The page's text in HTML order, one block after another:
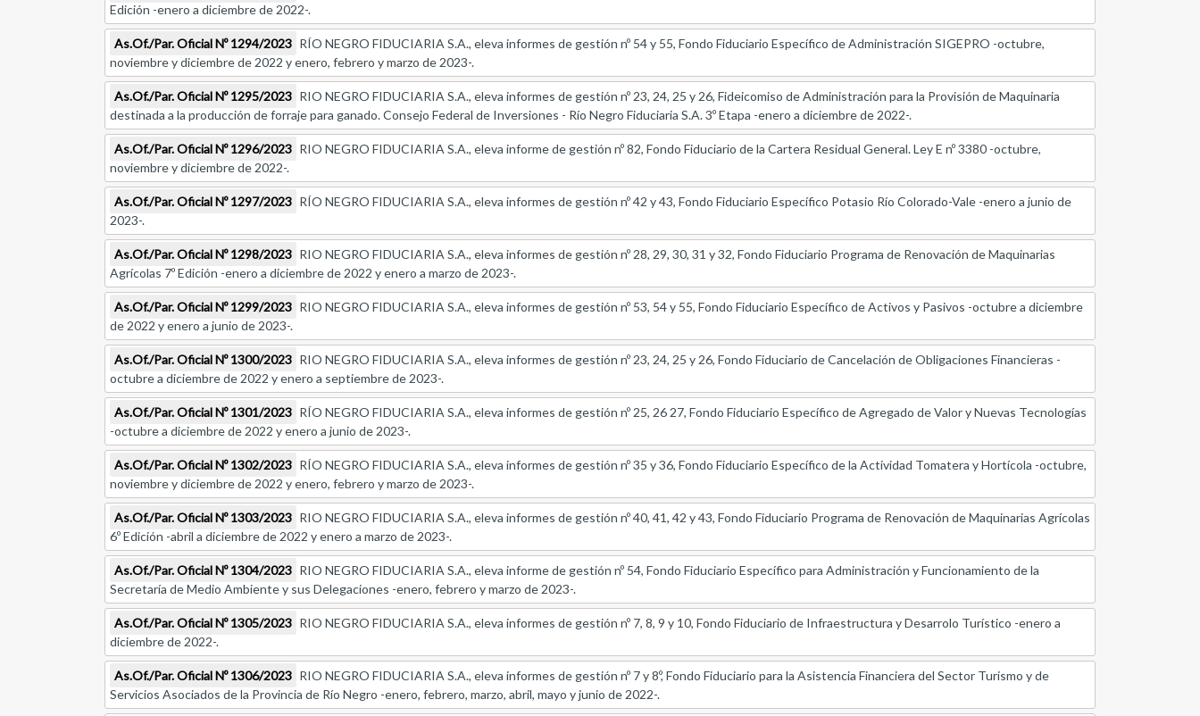
Edición -enero a diciembre de 2022-.
As.Of./Par. Oficial Nº 1294/2023 RÍO NEGRO FIDUCIARIA S.A., eleva informes de gestión nº 54 y 55, Fondo Fiduciario Específico de Administración SIGEPRO -octubre,
noviembre y diciembre de 2022 y enero, febrero y marzo de 2023-.
As.Of./Par. Oficial Nº 1295/2023 RIO NEGRO FIDUCIARIA S.A., eleva informes de gestión nº 23, 24, 25 y 26, Fideicomiso de Administración para la Provisión de Maquinaria
destinada a la producción de forraje para ganado. Consejo Federal de Inversiones - Río Negro Fiduciaria S.A. 3º Etapa -enero a diciembre de 2022-.
As.Of./Par. Oficial Nº 1296/2023 RIO NEGRO FIDUCIARIA S.A., eleva informe de gestión nº 82, Fondo Fiduciario de la Cartera Residual General. Ley E nº 3380 -octubre,
noviembre y diciembre de 2022-.
As.Of./Par. Oficial Nº 1297/2023 RÍO NEGRO FIDUCIARIA S.A., eleva informes de gestión nº 42 y 43, Fondo Fiduciario Específico Potasio Río Colorado-Vale -enero a junio de
2023-.
As.Of./Par. Oficial Nº 1298/2023 RIO NEGRO FIDUCIARIA S.A., eleva informes de gestión nº 28, 29, 30, 31 y 32, Fondo Fiduciario Programa de Renovación de Maquinarias
Agrícolas 7º Edición -enero a diciembre de 2022 y enero a marzo de 2023-.
As.Of./Par. Oficial Nº 1299/2023 RIO NEGRO FIDUCIARIA S.A., eleva informes de gestión nº 53, 54 y 55, Fondo Fiduciario Específico de Activos y Pasivos -octubre a diciembre
de 2022 y enero a junio de 2023-.
As.Of./Par. Oficial Nº 1300/2023 RIO NEGRO FIDUCIARIA S.A., eleva informes de gestión nº 23, 24, 25 y 26, Fondo Fiduciario de Cancelación de Obligaciones Financieras -
octubre a diciembre de 2022 y enero a septiembre de 2023-.
As.Of./Par. Oficial Nº 1301/2023 RÍO NEGRO FIDUCIARIA S.A., eleva informes de gestión nº 25, 26 27, Fondo Fiduciario Específico de Agregado de Valor y Nuevas Tecnologías
-octubre a diciembre de 2022 y enero a junio de 2023-.
As.Of./Par. Oficial Nº 1302/2023 RÍO NEGRO FIDUCIARIA S.A., eleva informes de gestión nº 35 y 36, Fondo Fiduciario Específico de la Actividad Tomatera y Hortícola -octubre,
noviembre y diciembre de 2022 y enero, febrero y marzo de 2023-.
As.Of./Par. Oficial Nº 1303/2023 RIO NEGRO FIDUCIARIA S.A., eleva informes de gestión nº 40, 41, 42 y 43, Fondo Fiduciario Programa de Renovación de Maquinarias Agrícolas
6º Edición -abril a diciembre de 2022 y enero a marzo de 2023-.
As.Of./Par. Oficial Nº 1304/2023 RIO NEGRO FIDUCIARIA S.A., eleva informe de gestión nº 54, Fondo Fiduciario Específico para Administración y Funcionamiento de la
Secretaría de Medio Ambiente y sus Delegaciones -enero, febrero y marzo de 2023-.
As.Of./Par. Oficial Nº 1305/2023 RIO NEGRO FIDUCIARIA S.A., eleva informes de gestión nº 7, 8, 9 y 10, Fondo Fiduciario de Infraestructura y Desarrolo Turístico -enero a
diciembre de 2022-.
As.Of./Par. Oficial Nº 1306/2023 RIO NEGRO FIDUCIARIA S.A., eleva informes de gestión nº 7 y 8º, Fondo Fiduciario para la Asistencia Financiera del Sector Turismo y de
Servicios Asociados de la Provincia de Río Negro -enero, febrero, marzo, abril, mayo y junio de 2022-.